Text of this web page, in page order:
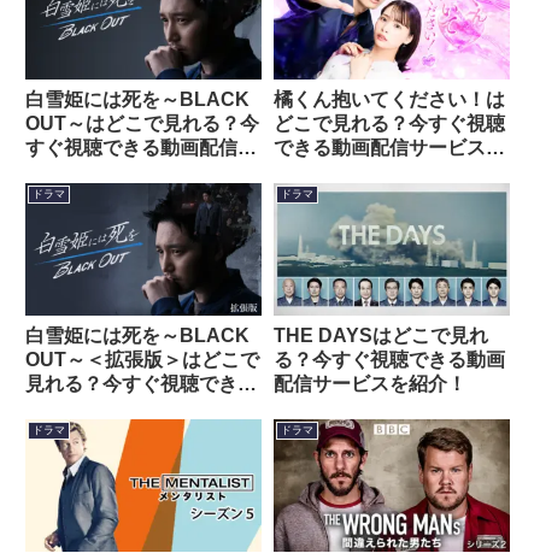
白雪姫には死を～BLACK
OUT～はどこで見れる？今
すぐ視聴できる動画配信サ
橘くん抱いてください！は
どこで見れる？今すぐ視聴
できる動画配信サービスを
ドラマ
白雪姫には死を～BLACK
OUT～＜拡張版＞はどこで
見れる？今すぐ視聴できる
ドラマ
THE DAYSはどこで見れ
る？今すぐ視聴できる動画
配信サービスを紹介！
ドラマ ドラマ